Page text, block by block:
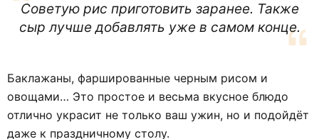
Советую рис приготовить заранее. Также
сыр лучше добавлять уже в самом конце.
Баклажаны, фаршированные черным рисом и
овощами… Это простое и весьма вкусное блюдо
отлично украсит не только ваш ужин, но и подойдёт
даже к праздничному столу.